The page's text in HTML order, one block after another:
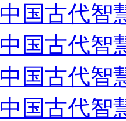
中国古代智
中国古代智
中国古代智
中国古代智